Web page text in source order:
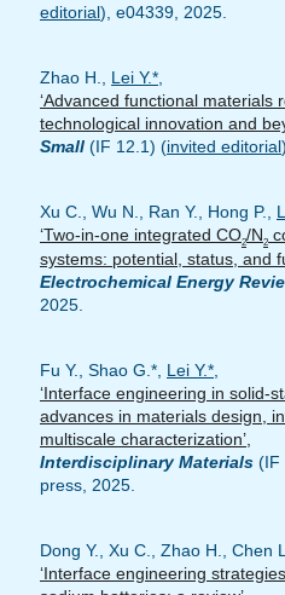
editorial), e04339, 2025.
Zhao H., Lei Y.*
‘Advanced functional materials
technological innovation and
Small (IF 12.1) (invited editorial
Xu C., Wu N., Ran Y., Hong P.,
‘Two-in-one integrated CO2/N2
systems: potential, status, and
Electrochemical Energy
2025.
Fu Y., Shao G.*, Lei Y.*,
‘Interface engineering in solid-
advances in materials design,
multiscale characterization’,
Interdisciplinary Materials (IF
press, 2025.
Dong Y., Xu C., Zhao H., Chen
‘Interface engineering